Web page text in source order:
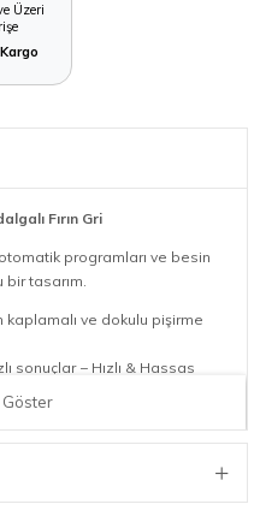
Üzeri
Fırın Gri
programları ve besin
tasarım.
ve dokulu pişirme
sonuçlar − Hızlı & Hassas
doknm. ekran − M Touch +
Göster